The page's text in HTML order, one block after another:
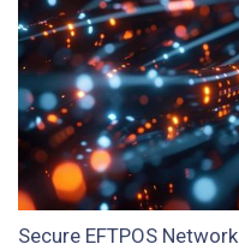
Secure EFTPOS Network